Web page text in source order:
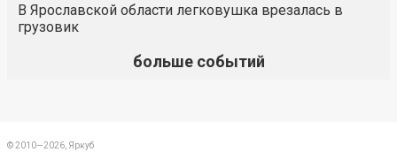
В Ярославской области легковушка врезалась в
грузовик
больше событий
© 2010—2026, Яркуб